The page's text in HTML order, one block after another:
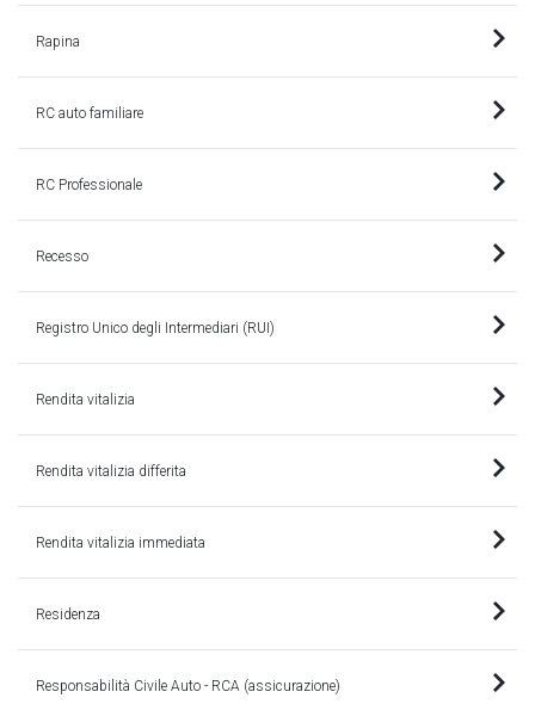
Rapina
RC auto familiare
RC Professionale
Recesso
Registro Unico degli Intermediari (RUI)
Rendita vitalizia
Rendita vitalizia differita
Rendita vitalizia immediata
Residenza
Responsabilità Civile Auto - RCA (assicurazione)